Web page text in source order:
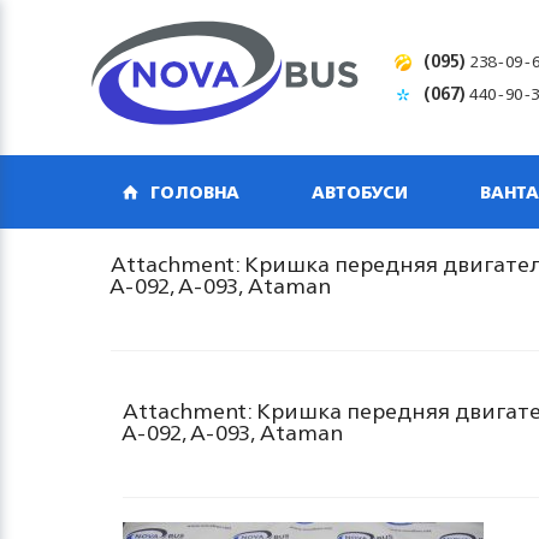
(095) 238-09-
(067)440-90-
ГОЛОВНА АВТОБУСИ
Attachment: Кришка передняя
A-092, A-093, Ataman
Attachment: Кришка передняя
A-092, A-093, Ataman